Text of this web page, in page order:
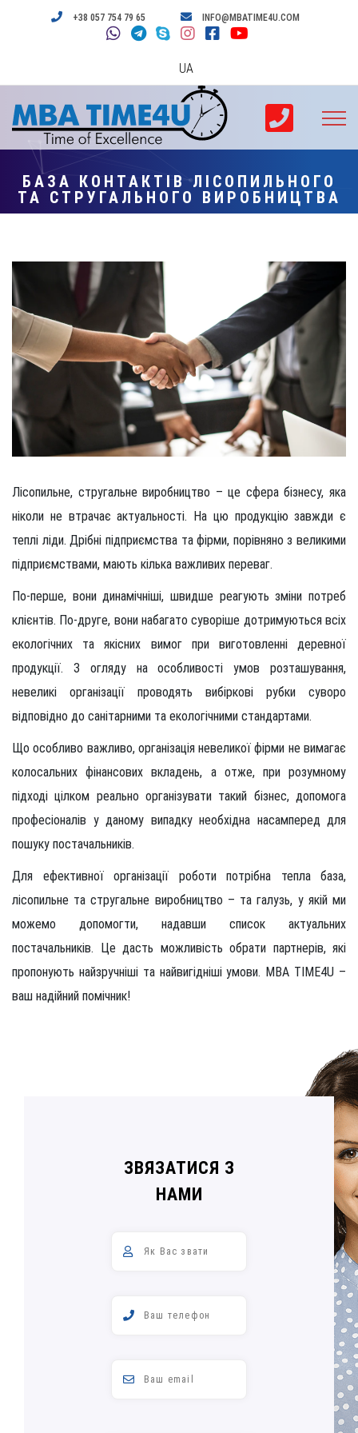
+38 057 754 79 65 INFO@MBATIME4U.COM
UA
БАЗА КОНТАКТІВ ЛІСОПИЛЬНОГО
ТА СТРУГАЛЬНОГО ВИРОБНИЦТВА
Лісопильне, стругальне виробництво – це сфера бізнесу, яка
ніколи не втрачає актуальності. На цю продукцію завжди є
теплі ліди. Дрібні підприємства та фірми, порівняно з великими
підприємствами, мають кілька важливих переваг.
По-перше, вони динамічніші, швидше реагують зміни потреб
клієнтів. По-друге, вони набагато суворіше дотримуються всіх
екологічних та якісних вимог при виготовленні деревної
продукції. З огляду на особливості умов розташування,
невеликі організації проводять вибіркові рубки суворо
відповідно до санітарними та екологічними стандартами.
Що особливо важливо, організація невеликої фірми не вимагає
колосальних фінансових вкладень, а отже, при розумному
підході цілком реально організувати такий бізнес, допомога
професіоналів у даному випадку необхідна насамперед для
пошуку постачальників.
Для ефективної організації роботи потрібна тепла база,
лісопильне та стругальне виробництво – та галузь, у якій ми
можемо допомогти, надавши список актуальних
постачальників. Це дасть можливість обрати партнерів, які
пропонують найзручніші та найвигідніші умови. MBA TIME4U –
ваш надійний помічник!
ЗВЯЗАТИСЯ З
НАМИ